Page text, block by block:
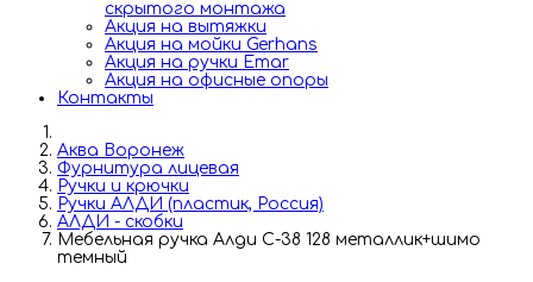
скрытого монтажа
Акция на вытяжки
Акция на мойки Gerhans
Акция на ручки Emar
Акция на офисные опоры
Контакты
Аква Воронеж
Фурнитура лицевая
Ручки и крючки
Ручки АЛДИ (пластик, Россия)
АЛДИ - скобки
Мебельная ручка Алди С-38 128 металлик+шимо
темный